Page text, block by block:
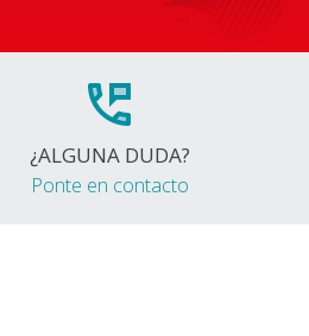
¿ALGUNA DUDA?
Ponte en contacto